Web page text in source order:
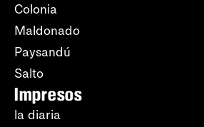
Colonia
Maldonado
Paysandú
Salto
Impresos
la diaria